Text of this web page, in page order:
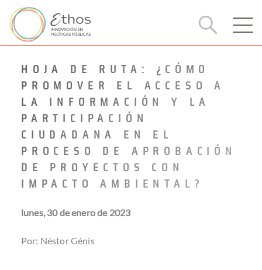
HOJA DE RUTA: ¿CÓMO
PROMOVER EL ACCESO A
LA INFORMACIÓN Y LA
PARTICIPACIÓN
CIUDADANA EN EL
PROCESO DE APROBACIÓN
DE PROYECTOS CON
IMPACTO AMBIENTAL?
lunes, 30 de enero de 2023
Por: Néstor Génis